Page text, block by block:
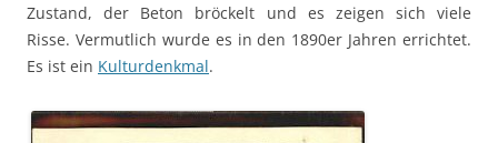
Zustand, der Beton bröckelt und es zeigen sich viele
Risse. Vermutlich wurde es in den 1890er Jahren errichtet.
Es ist ein Kulturdenkmal.